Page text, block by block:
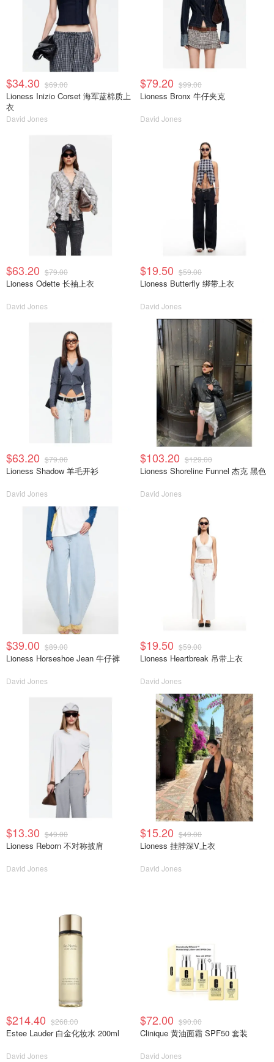
$34.30 $69.00
Lioness Inizio Corset 海军蓝棉质上
衣
David Jones
$79.20 $99.00
Lioness Bronx 牛仔夹克
David Jones
$63.20 $79.00
Lioness Odette 长袖上衣
David Jones
$19.50 $59.00
Lioness Butterfly 绑带上衣
David Jones
$63.20 $79.00
Lioness Shadow 羊毛开衫
David Jones
$103.20 $129.00
Lioness Shoreline Funnel 杰克 黑色
David Jones
$39.00 $89.00
Lioness Horseshoe Jean 牛仔裤
David Jones
$19.50 $59.00
Lioness Heartbreak 吊带上衣
David Jones
$13.30 $49.00
Lioness Reborn 不对称披肩
David Jones
$15.20 $49.00
Lioness 挂脖深V上衣
David Jones
$214.40 $268.00
Estee Lauder 白金化妆水 200ml
David Jones
$72.00 $90.00
Clinique 黄油面霜 SPF50 套装
David Jones